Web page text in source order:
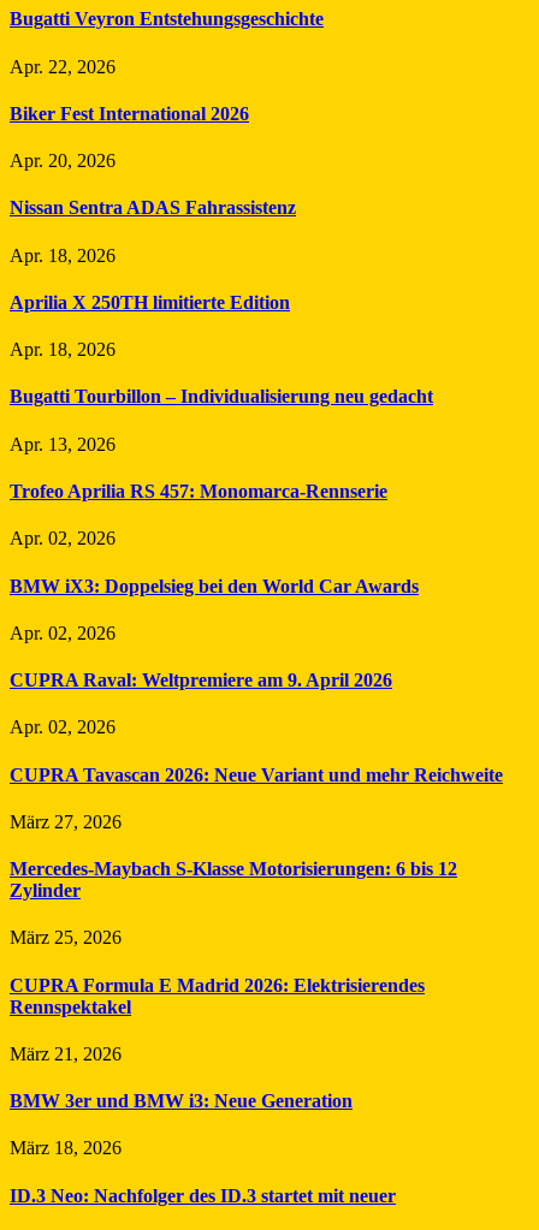
Bugatti Veyron Entstehungsgeschichte
Apr. 22, 2026
Biker Fest International 2026
Apr. 20, 2026
Nissan Sentra ADAS Fahrassistenz
Apr. 18, 2026
Aprilia X 250TH limitierte Edition
Apr. 18, 2026
Bugatti Tourbillon – Individualisierung neu gedacht
Apr. 13, 2026
Trofeo Aprilia RS 457: Monomarca-Rennserie
Apr. 02, 2026
BMW iX3: Doppelsieg bei den World Car Awards
Apr. 02, 2026
CUPRA Raval: Weltpremiere am 9. April 2026
Apr. 02, 2026
CUPRA Tavascan 2026: Neue Variant und mehr Reichweite
März 27, 2026
Mercedes-Maybach S-Klasse Motorisierungen: 6 bis 12
Zylinder
März 25, 2026
CUPRA Formula E Madrid 2026: Elektrisierendes
Rennspektakel
März 21, 2026
BMW 3er und BMW i3: Neue Generation
März 18, 2026
ID.3 Neo: Nachfolger des ID.3 startet mit neuer